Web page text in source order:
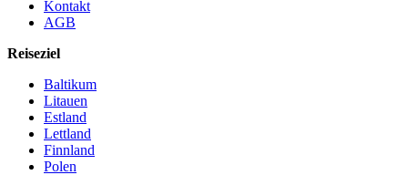
Kontakt
AGB
Reiseziel
Baltikum
Litauen
Estland
Lettland
Finnland
Polen